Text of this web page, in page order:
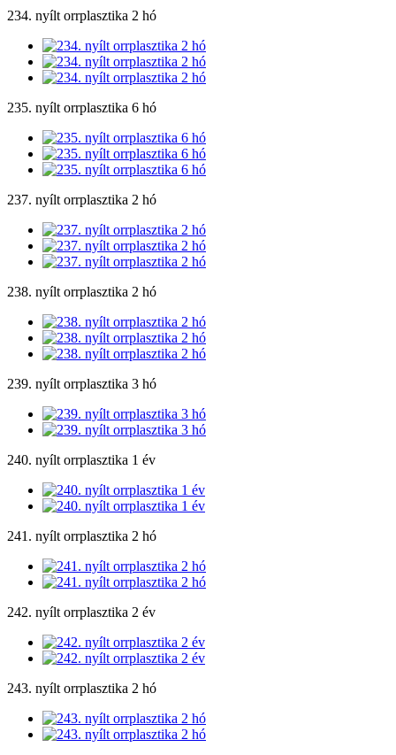
234. nyílt orrplasztika 2 hó
235. nyílt orrplasztika 6 hó
237. nyílt orrplasztika 2 hó
238. nyílt orrplasztika 2 hó
239. nyílt orrplasztika 3 hó
240. nyílt orrplasztika 1 év
241. nyílt orrplasztika 2 hó
242. nyílt orrplasztika 2 év
243. nyílt orrplasztika 2 hó